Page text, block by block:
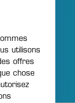
utilisons
offres
chose